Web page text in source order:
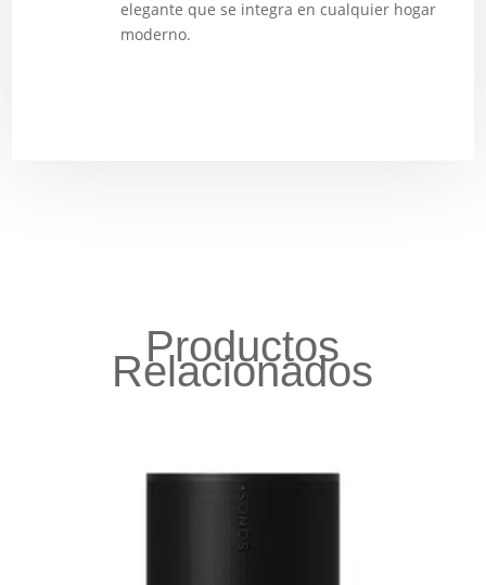
elegante que se integra en cualquier hogar
moderno.
Productos
Relacionados